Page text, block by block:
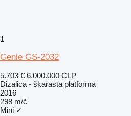
1
Genie GS-2032
5.703 € 6.000.000 CLP
Dizalica - škarasta platforma
2016
298 m/č
Mini ✓